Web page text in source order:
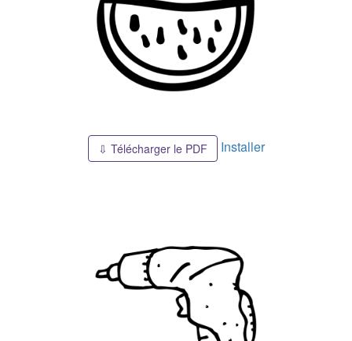
⇩ Télécharger le PDF Installer